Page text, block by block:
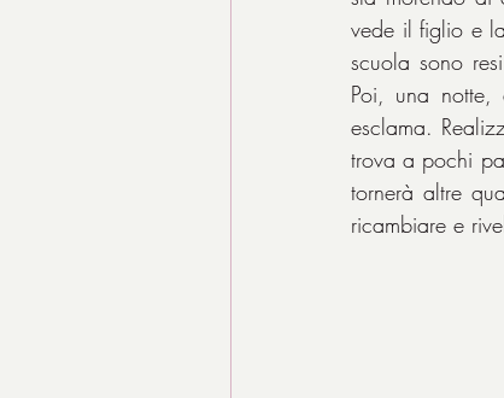
vede il figlio e
scuola sono
Poi, una
esclama.
trova a pochi
tornerà altre
ricambiare e